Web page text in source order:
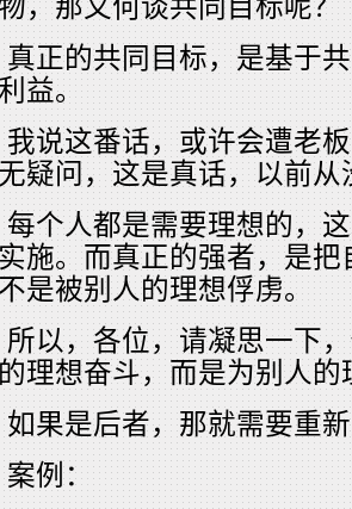
，那又何谈共同目标呢？
真正的共同目标，是基于
益。
我说这番话，或许会遭老
疑问，这是真话，以前
每个人都是需要理想的，
施。而真正的强者，是
是被别人的理想俘虏。
所以，各位，请凝思一下
理想奋斗，而是为别人的
如果是后者，那就需要重
案例：